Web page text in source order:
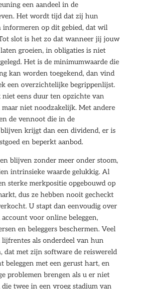
een aandeel in de
Het wordt tijd dat zij hun
informeren op dit gebied, dat wil
slot is het zo dat wanneer jij jouw
groeien, in obligaties is niet
Het is de minimumwaarde die
kan worden toegekend, dan vind
een overzichtelijke begrippenlijst.
niet eens duur ten opzichte van
niet noodzakelijk. Met andere
de vennoot die in de
krijgt dan een dividend, er is
en beperkt aanbod.
blijven zonder meer onder stoom,
intrinsieke waarde gelukkig. Al
sterke merkpositie opgebouwd op
dus ze hebben nooit gecheckt
U stapt dan eenvoudig over
voor online beleggen,
en beleggers beschermen. Veel
lijfrentes als onderdeel van hun
dat met zijn software de reiswereld
beleggen met een gerust hart, en
problemen brengen als u er niet
twee in een vroeg stadium van